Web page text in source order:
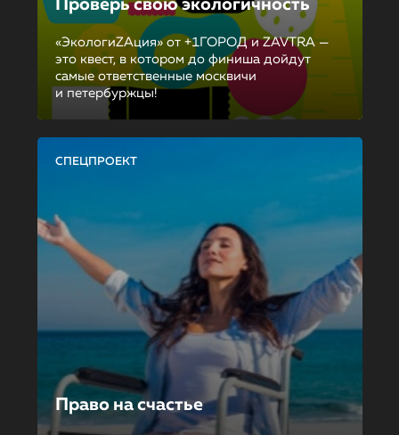
Проверь свою экологичность
«ЭкологиZAция» от +1ГОРОД и ZAVTRA —
это квест, в котором до финиша дойдут
самые ответственные москвичи
и петербуржцы!
СПЕЦПРОЕКТ
Право на счастье